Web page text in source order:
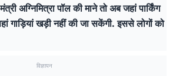
अग्निमित्रा पॉल की माने तो अब जहां पार्किंग
गाड़ियां खड़ी नहीं की जा सकेंगी. इससे लोगों को
विज्ञापन